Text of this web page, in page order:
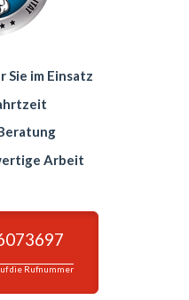
Sie im Einsatz
Arbeit
die Rufnummer